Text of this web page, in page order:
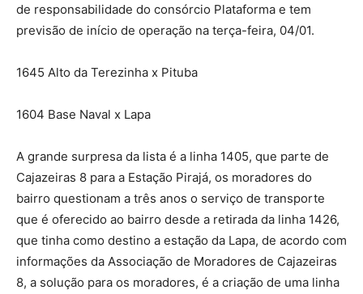
de responsabilidade do consórcio Plataforma e tem
previsão de início de operação na terça-feira, 04/01.
1645 Alto da Terezinha x Pituba
1604 Base Naval x Lapa
A grande surpresa da lista é a linha 1405, que parte de
Cajazeiras 8 para a Estação Pirajá, os moradores do
bairro questionam a três anos o serviço de transporte
que é oferecido ao bairro desde a retirada da linha 1426,
que tinha como destino a estação da Lapa, de acordo com
informações da Associação de Moradores de Cajazeiras
8, a solução para os moradores, é a criação de uma linha